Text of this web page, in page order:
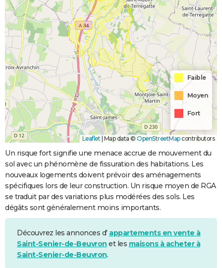
Faible
Moyen
Fort
Leaflet | Map data © OpenStreetMapcontributors
Un risque fort signifie une menace accrue de mouvement du
sol avec un phénomène de fissuration des habitations. Les
nouveaux logements doivent prévoir des aménagements
spécifiques lors de leur construction. Un risque moyen de RGA
se traduit par des variations plus modérées des sols. Les
dégâts sont généralement moins importants.
Découvrez les annonces d' appartements en vente à
Saint-Senier-de-Beuvron et les maisons à acheter à
Saint-Senier-de-Beuvron.